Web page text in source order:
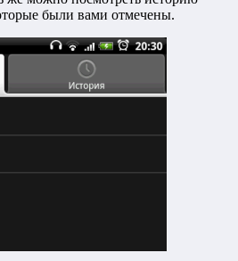
были вами отмечены.